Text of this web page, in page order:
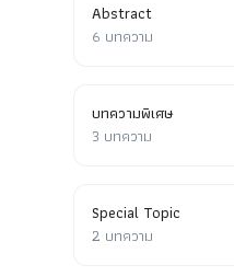
Abstract
6 บทความ
บทความพิเศษ
3 บทความ
Special Topic
2 บทความ